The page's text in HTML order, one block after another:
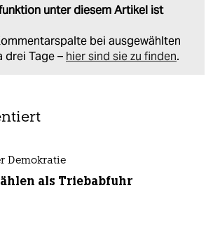
unter diesem Artikel ist
bei ausgewählten
drei Tage – hier sind sie zu finden.
Demokratie
als Triebabfuhr